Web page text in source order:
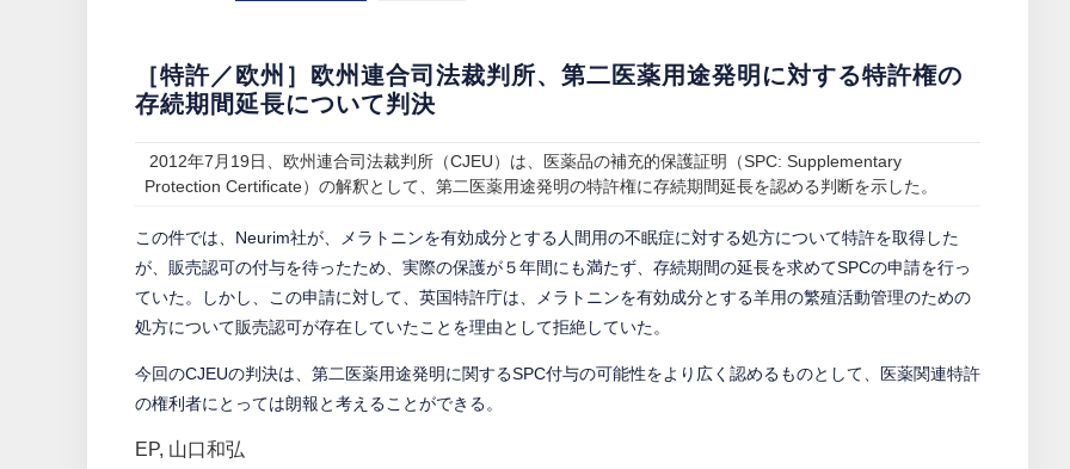
［特許／欧州］欧州連合司法裁判所、第二医薬用途発明に対する特許権の
存続期間延長について判決
2012年7月19日、欧州連合司法裁判所（CJEU）は、医薬品の補充的保護証明（SPC: Supplementary
Protection Certificate）の解釈として、第二医薬用途発明の特許権に存続期間延長を認める判断を示した。
この件では、Neurim社が、メラトニンを有効成分とする人間用の不眠症に対する処方について特許を取得した
が、販売認可の付与を待ったため、実際の保護が５年間にも満たず、存続期間の延長を求めてSPCの申請を行っ
ていた。しかし、この申請に対して、英国特許庁は、メラトニンを有効成分とする羊用の繁殖活動管理のための
処方について販売認可が存在していたことを理由として拒絶していた。
今回のCJEUの判決は、第二医薬用途発明に関するSPC付与の可能性をより広く認めるものとして、医薬関連特許
の権利者にとっては朗報と考えることができる。
EP, 山口和弘